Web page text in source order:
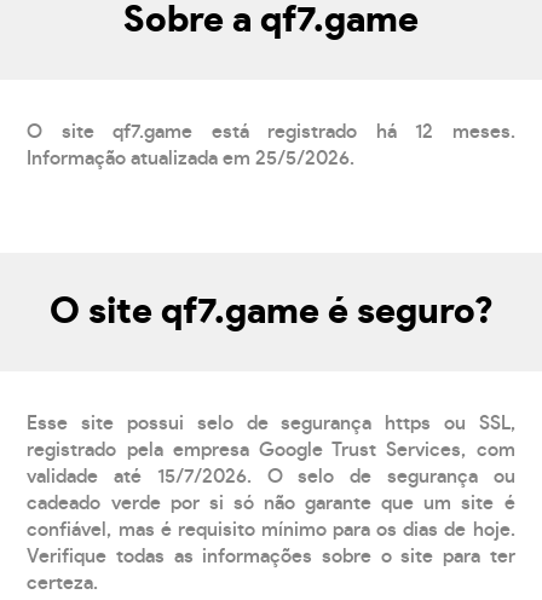
Sobre a qf7.game
O site qf7.game está registrado há 12 meses.
Informação atualizada em 25/5/2026.
O site qf7.game é seguro?
Esse site possui selo de segurança https ou SSL,
registrado pela empresa Google Trust Services, com
validade até 15/7/2026. O selo de segurança ou
cadeado verde por si só não garante que um site é
confiável, mas é requisito mínimo para os dias de hoje.
Verifique todas as informações sobre o site para ter
certeza.